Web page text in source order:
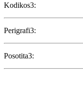
Kodikos3:
Perigrafi3:
Posotita3: